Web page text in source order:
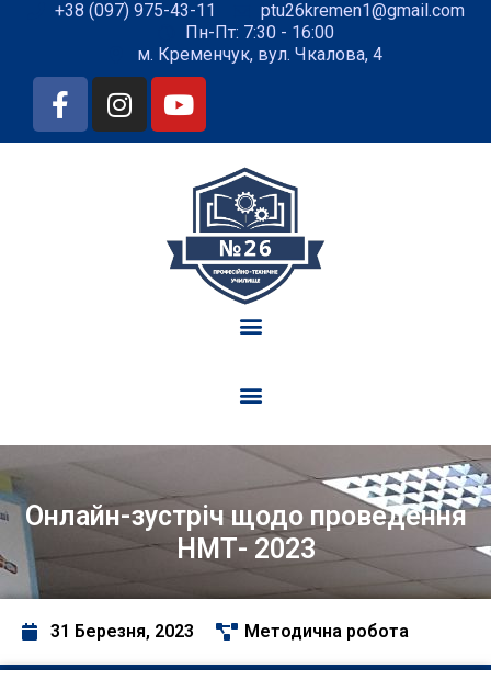
+38 (097) 975-43-11
ptu26kremen1@gmail.com
Пн-Пт: 7:30 - 16:00
м. Кременчук, вул. Чкалова, 4
Онлайн-зустріч щодо проведення
НМТ- 2023
31 Березня, 2023 Методична робота